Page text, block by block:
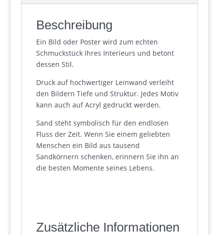
Beschreibung
Ein Bild oder Poster wird zum echten
Schmuckstück Ihres Interieurs und betont
dessen Stil.
Druck auf hochwertiger Leinwand verleiht
den Bildern Tiefe und Struktur. Jedes Motiv
kann auch auf Acryl gedruckt werden.
Sand steht symbolisch für den endlosen
Fluss der Zeit. Wenn Sie einem geliebten
Menschen ein Bild aus tausend
Sandkörnern schenken, erinnern Sie ihn an
die besten Momente seines Lebens.
Zusätzliche Informationen